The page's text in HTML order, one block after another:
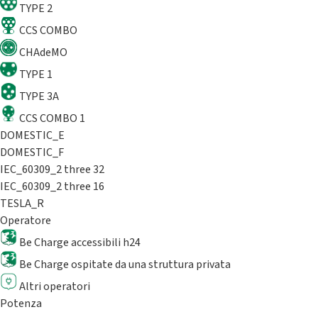
TYPE 2
CCS COMBO
CHAdeMO
TYPE 1
TYPE 3A
CCS COMBO 1
DOMESTIC_E
DOMESTIC_F
IEC_60309_2 three 32
IEC_60309_2 three 16
TESLA_R
Operatore
Be Charge accessibili h24
Be Charge ospitate da una struttura privata
Altri operatori
Potenza